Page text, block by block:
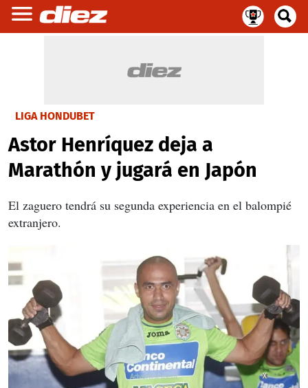
LIGA HONDUBET
Astor Henríquez deja a
Marathón y jugará en Japón
El zaguero tendrá su segunda experiencia en el balompié
extranjero.
X